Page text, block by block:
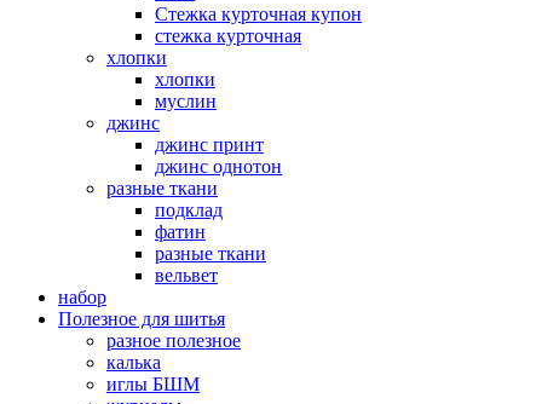
Стежка курточная купон
стежка курточная
хлопки
хлопки
муслин
джинс
джинс принт
джинс однотон
разные ткани
подклад
фатин
разные ткани
вельвет
набор
Полезное для шитья
разное полезное
калька
иглы БШМ